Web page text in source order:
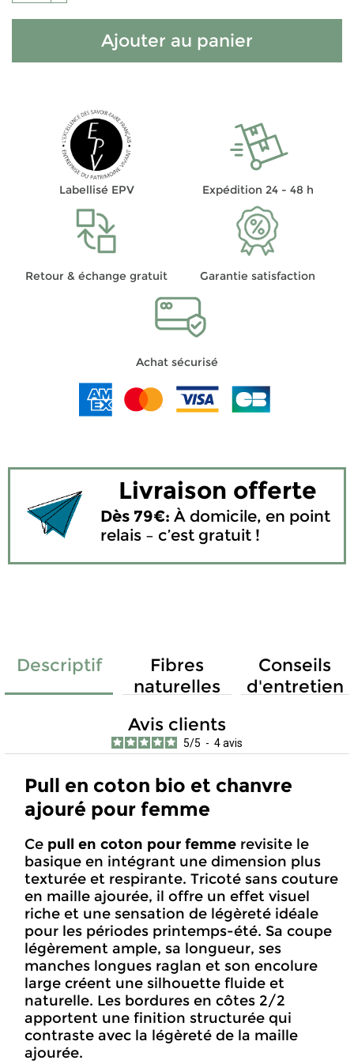
Ajouter au panier
Labellisé EPV Expédition 24 - 48 h
Retour & échange gratuit Garantie satisfaction
Achat sécurisé
Livraison offerte
Dès 79€: À domicile, en point
relais – c’est gratuit !
Descriptif
Pull en coton bio et chanvre
ajouré pour femme
Ce pull en coton pour femme revisite le
basique en intégrant une dimension plus
texturée et respirante. Tricoté sans couture
en maille ajourée, il offre un effet visuel
riche et une sensation de légèreté idéale
pour les périodes printemps-été. Sa coupe
légèrement ample, sa longueur, ses
manches longues raglan et son encolure
large créent une silhouette fluide et
naturelle. Les bordures en côtes 2/2
apportent une finition structurée qui
contraste avec la légèreté de la maille
ajourée.
Fibres
naturelles
Conseils
d'entretien
Avis clients
5/5 - 4avis